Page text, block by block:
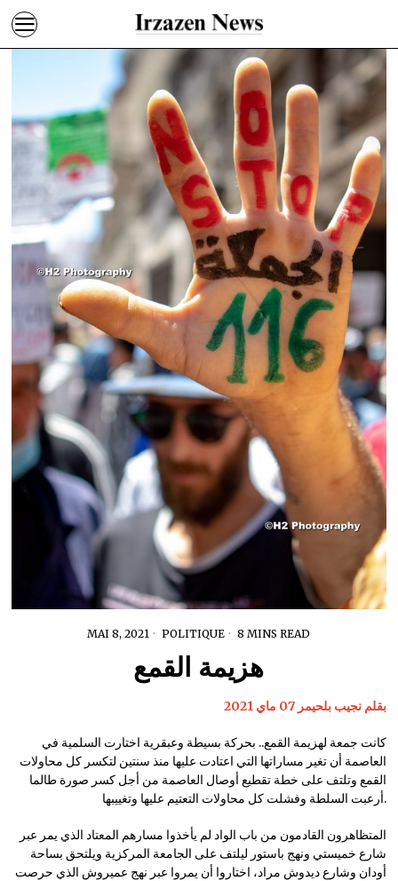
MAI 8, 2021 POLITIQUE 8 MINS READ
هزيمة القمع
بقلم نجيب بلحيمر 07 ماي 2021
كانت جمعة لهزيمة القمع.. بحركة بسيطة وعبقرية اختارت السلمية في
العاصمة أن تغير مساراتها التي اعتادت عليها منذ سنتين لتكسر كل محاولات
القمع وتلتف على خطة تقطيع أوصال العاصمة من أجل كسر صورة طالما
أرعبت السلطة وفشلت كل محاولات التعتيم عليها وتغييبها.
المتظاهرون القادمون من باب الواد لم يأخذوا مسارهم المعتاد الذي يمر عبر
شارع خميستي ونهج باستور ليلتف على الجامعة المركزية ويلتحق بساحة
أودان وشارع ديدوش مراد، اختاروا أن يمروا عبر نهج عميروش الذي حرصت